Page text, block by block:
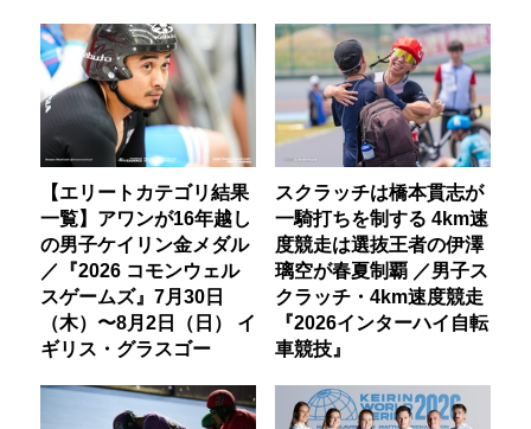
【エリートカテゴリ結果
一覧】アワンが16年越し
の男子ケイリン金メダル
／『2026 コモンウェル
スゲームズ』7月30日
（木）〜8月2日（日） イ
ギリス・グラスゴー
スクラッチは橋本貫志が
一騎打ちを制する 4km速
度競走は選抜王者の伊澤
璃空が春夏制覇 ／男子ス
クラッチ・4km速度競走
『2026インターハイ自転
車競技』